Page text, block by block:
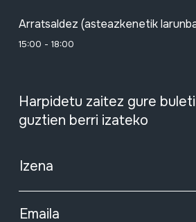
Arratsaldez (asteazkenetik
15:00 - 18:00
Harpidetu zaitez gure
guztien berri izateko
Izena
Emaila